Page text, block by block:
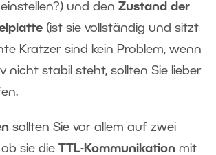
und den Zustand der
(ist sie vollständig und sitzt
Kratzer sind kein Problem, wenn
nicht stabil steht, sollten Sie lieber
sollten Sie vor allem auf zwei
sie die TTL-Kommunikation mit